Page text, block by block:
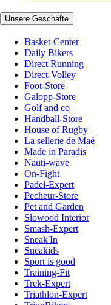
Unsere Geschäfte
Basket-Center
Daily Bikers
Direct Running
Direct-Volley
Foot-Store
Galopp-Store
Golf and co
Handball-Store
House of Rugby
La sellerie de Maé
Made in Paradis
Nauti-wave
On-Fight
Padel-Expert
Pecheur-Store
Pet and Garden
Slowood Interior
Smash-Expert
Sneak'In
Sneakids
Sport is good
Training-Fit
Trek-Expert
Triathlon-Expert